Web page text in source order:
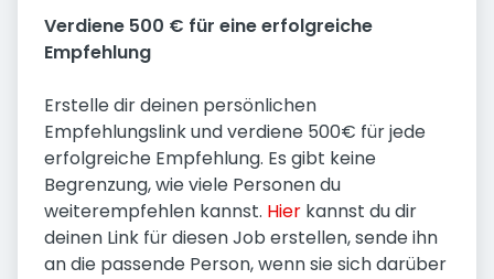
Verdiene 500 € für eine erfolgreiche
Empfehlung
Erstelle dir deinen persönlichen
Empfehlungslink und verdiene 500€ für jede
erfolgreiche Empfehlung. Es gibt keine
Begrenzung, wie viele Personen du
weiterempfehlen kannst. Hier kannst du dir
deinen Link für diesen Job erstellen, sende ihn
an die passende Person, wenn sie sich darüber